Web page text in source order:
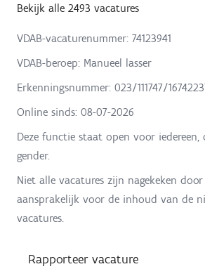
Bekijk alle 2493 vacatures
VDAB-vacaturenummer: 74123941
VDAB-beroep: Manueel lasser
Erkenningsnummer: 023/111747/
Online sinds: 08-07-2026
Deze functie staat open voor
gender.
Niet alle vacatures zijn nagekeken door
aansprakelijk voor de inhoud van de
vacatures.
Rapporteer vacature